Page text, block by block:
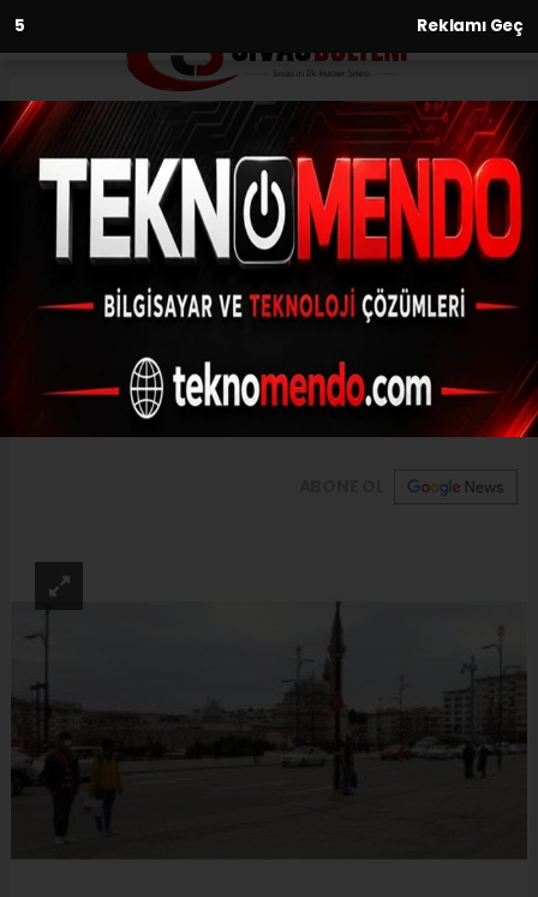
3 Reklamı Geç
Anasayfa
Sivas’ta İstiklal Marşı
okunurken hayat durdu
14.03.2021 - 14:08, Güncelleme: 14.03.2021 - 14:08
Sivas'ta 14 Mart Tıp Bayramı programı
kapsamında okunan İstiklal Marşını duyan
vatandaşlar, hazır ola geçti.